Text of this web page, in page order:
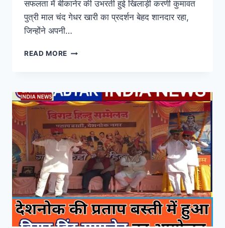
सफलता में बीकानेर की उभरती हुई खिलाड़ी करणी कुमावत
पुत्री माल चंद गेधर खारी का प्रदर्शन बेहद शानदार रहा,
जिन्होंने अपनी…
READ MORE